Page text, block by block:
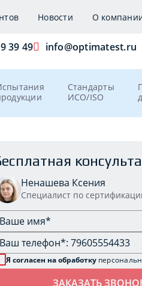
Новости О
39 49 info@optimatest.ru
Стандарты
ИСО/ISO
Ненашева Ксения
Специалист по
Я согласен на обработку